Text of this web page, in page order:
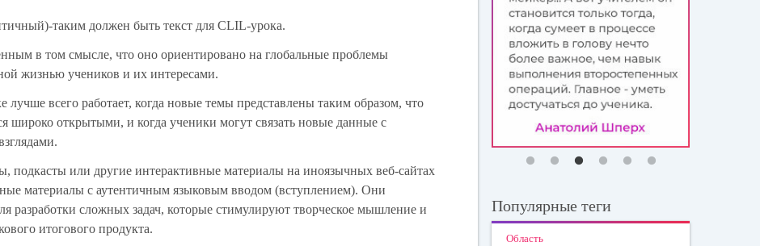
таким должен быть текст для CLIL-урока.
в том смысле, что оно ориентировано на глобальные проблемы
жизнью учеников и их интересами.
всего работает, когда новые темы представлены таким образом, что
широко открытыми, и когда ученики могут связать новые данные с
или другие интерактивные материалы на иноязычных веб-сайтах
материалы с аутентичным языковым вводом (вступлением). Они
разработки сложных задач, которые стимулируют творческое мышление и
итогового продукта.
Популярные теги
Область